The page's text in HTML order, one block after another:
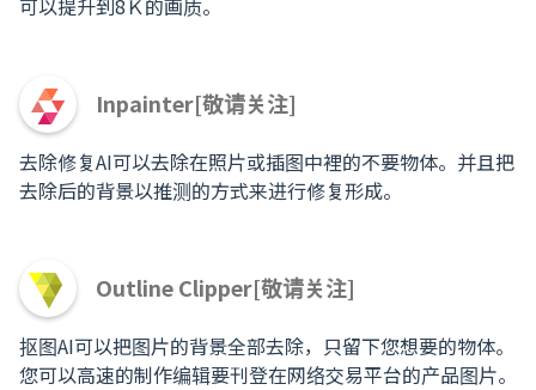
可以提升到8Ｋ的画质。
Inpainter[敬请关注]
去除修复AI可以去除在照片或插图中裡的不要物体。并且把
去除后的背景以推测的方式来进行修复形成。
Outline Clipper[敬请关注]
抠图AI可以把图片的背景全部去除，只留下您想要的物体。
您可以高速的制作编辑要刊登在网络交易平台的产品图片。